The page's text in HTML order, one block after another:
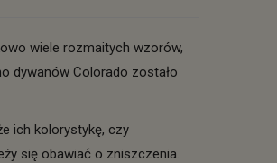
wiele rozmaitych wzorów,
dywanów Colorado zostało
ich kolorystykę, czy
się obawiać o zniszczenia.